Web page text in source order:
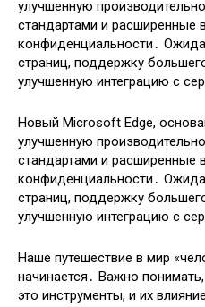
улучшенную
стандартами и
конфиденциальности․
страниц, поддержку
улучшенную интеграцию с
Новый Microsoft Edge,
улучшенную
стандартами и
конфиденциальности․
страниц, поддержку
улучшенную интеграцию с
Наше путешествие в мир
начинается․ Важно
это инструменты, и их